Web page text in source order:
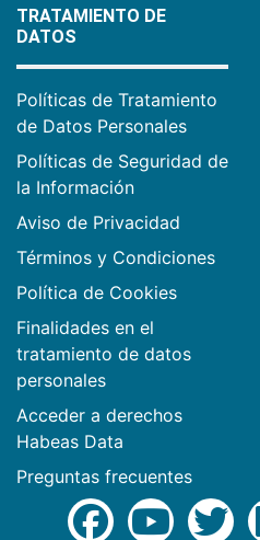
TRATAMIENTO DE
DATOS
Políticas de Tratamiento
de Datos Personales
Políticas de Seguridad de
la Información
Aviso de Privacidad
Términos y Condiciones
Política de Cookies
Finalidades en el
tratamiento de datos
personales
Acceder a derechos
Habeas Data
Preguntas frecuentes